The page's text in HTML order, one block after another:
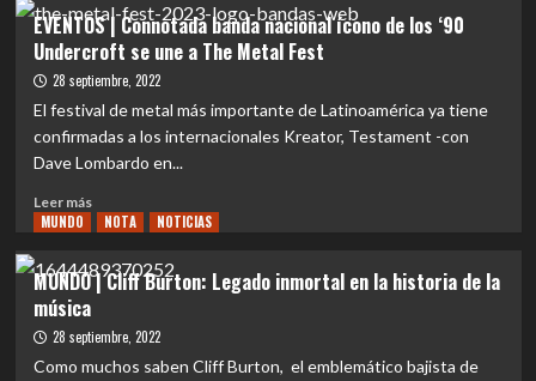
EVENTOS
|
DYING
FETUS
EN
EVENTOS | Connotada banda nacional ícono de los ‘90
Undercroft se une a The Metal Fest
28 septiembre, 2022
El festival de metal más importante de Latinoamérica ya tiene
confirmadas a los internacionales Kreator, Testament -con
Dave Lombardo en...
Leer másLeer
más
EVENTOS
|
Connotada
banda
nacional
MUNDO NOTA NOTICIAS
MUNDO | Cliff Burton: Legado inmortal en la historia de la
música
28 septiembre, 2022
Como muchos saben Cliff Burton, el emblemático bajista de